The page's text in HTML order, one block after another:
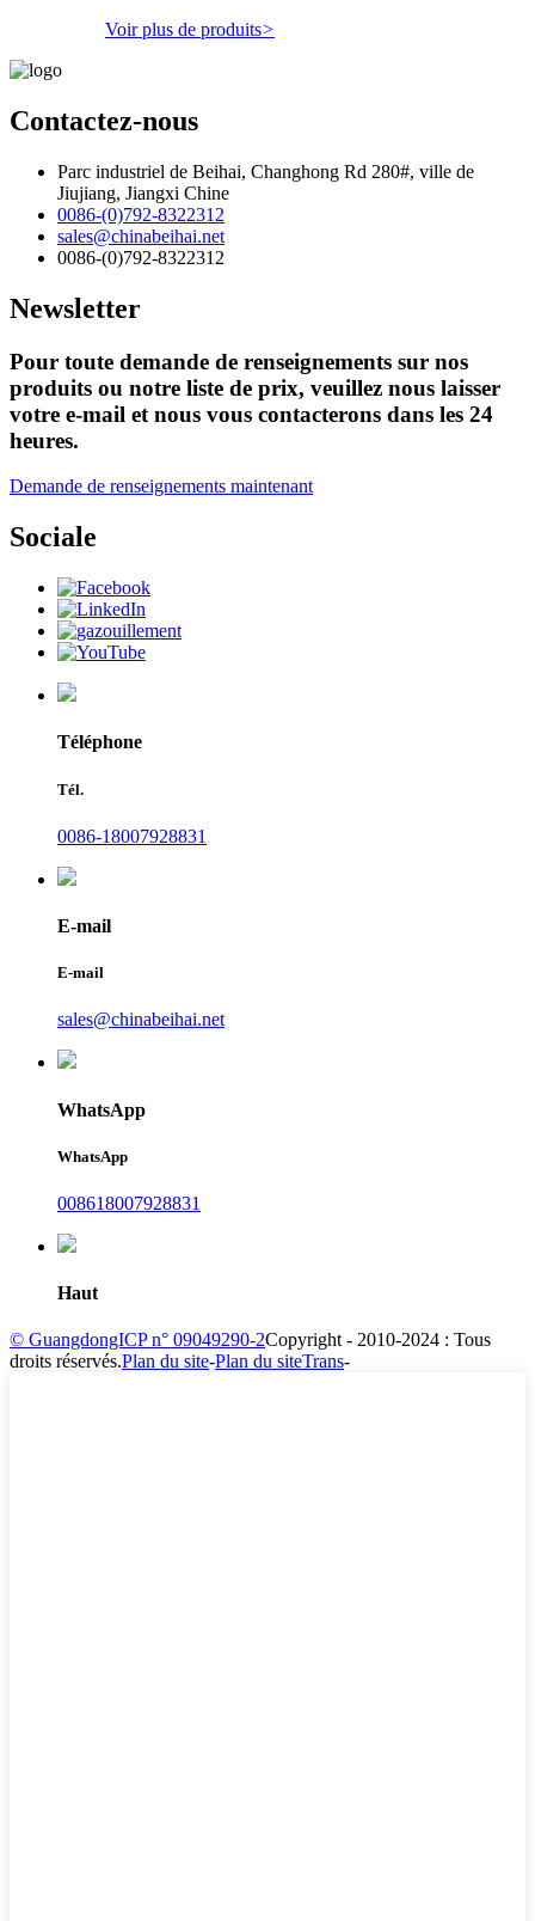
Voir plus de produits>
Contactez-nous
Parc industriel de Beihai, Changhong Rd 280#, ville de
Jiujiang, Jiangxi Chine
0086-(0)792-8322312
sales@chinabeihai.net
0086-(0)792-8322312
Newsletter
Pour toute demande de renseignements sur nos
produits ou notre liste de prix, veuillez nous laisser
votre e-mail et nous vous contacterons dans les 24
heures.
Demande de renseignements maintenant
Sociale
Téléphone
Tél.
0086-18007928831
E-mail
E-mail
sales@chinabeihai.net
WhatsApp
WhatsApp
008618007928831
Haut
© GuangdongICP n° 09049290-2Copyright - 2010-2024 : Tous
droits réservés.Plan du site-Plan du siteTrans-